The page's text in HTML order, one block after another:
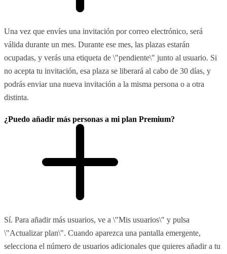
Una vez que envíes una invitación por correo electrónico, será
válida durante un mes. Durante ese mes, las plazas estarán
ocupadas, y verás una etiqueta de \"pendiente\" junto al usuario. Si
no acepta tu invitación, esa plaza se liberará al cabo de 30 días, y
podrás enviar una nueva invitación a la misma persona o a otra
distinta.
¿Puedo añadir más personas a mi plan Premium?
Sí. Para añadir más usuarios, ve a \"Mis usuarios\" y pulsa
\"Actualizar plan\". Cuando aparezca una pantalla emergente,
selecciona el número de usuarios adicionales que quieres añadir a tu